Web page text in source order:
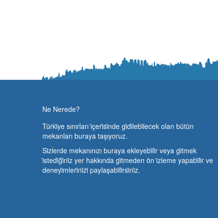
Ne Nerede?
Türki̇ye sınırları i̇çeri̇si̇nde gi̇di̇lebi̇lecek olan bütün
mekanları buraya taşıyoruz.
Si̇zlerde mekanınızı buraya ekleyebi̇li̇r veya gi̇tmek
i̇stedi̇ği̇ni̇z yer hakkında gi̇tmeden ön i̇zleme yapabi̇li̇r ve
deneyi̇mleri̇ni̇zi̇ paylaşabi̇li̇rsi̇ni̇z.